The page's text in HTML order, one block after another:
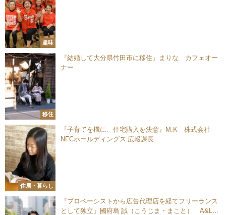
趣味
移住
『結婚して大分県竹田市に移住』まりな カフェオー
ナー
住居・暮らし
『子育てを機に、住宅購入を決意』M.K 株式会社
NFCホールディングス 広報課長
『プロベーシストから広告代理店を経てフリーランス
として独立』國府島 誠（こうじま・まこと） A&L